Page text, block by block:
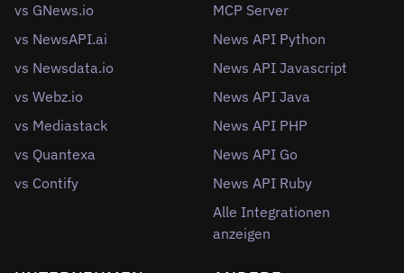
vs GNews.io
vs NewsAPI.ai
vs Newsdata.io
vs Webz.io
vs Mediastack
vs Quantexa
vs Contify
MCP Server
News API Python
News API Javascript
News API Java
News API PHP
News API Go
News API Ruby
Alle Integrationen
anzeigen